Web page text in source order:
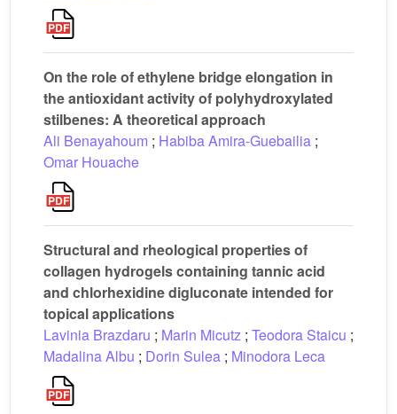
On the role of ethylene bridge elongation in
the antioxidant activity of polyhydroxylated
stilbenes: A theoretical approach
Ali Benayahoum ; Habiba Amira-Guebailia ;
Omar Houache
Structural and rheological properties of
collagen hydrogels containing tannic acid
and chlorhexidine digluconate intended for
topical applications
Lavinia Brazdaru ; Marin Micutz ; Teodora Staicu ;
Madalina Albu ; Dorin Sulea ; Minodora Leca